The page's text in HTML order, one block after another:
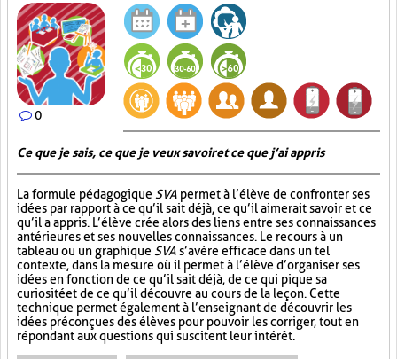
0
Ce que je sais, ce que je veux savoir et ce que j’ai appris
La formule pédagogique SVA permet à l’élève de confronter ses
idées par rapport à ce qu’il sait déjà, ce qu’il aimerait savoir et ce
qu’il a appris. L’élève crée alors des liens entre ses connaissances
antérieures et ses nouvelles connaissances. Le recours à un
tableau ou un graphique SVA s’avère efficace dans un tel
contexte, dans la mesure où il permet à l’élève d’organiser ses
idées en fonction de ce qu’il sait déjà, de ce qui pique sa
curiosité et de ce qu’il découvre au cours de la leçon. Cette
technique permet également à l’enseignant de découvrir les
idées préconçues des élèves pour pouvoir les corriger, tout en
répondant aux questions qui suscitent leur intérêt.